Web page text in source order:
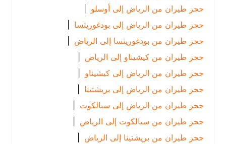
حجز طيران من الرياض إلى أوسلو
|
حجز طيران من الرياض إلى بودغوريتسا
|
حجز طيران من بودغوريتسا إلى الرياض
|
حجز طيران من كيشيناو إلى الرياض
|
حجز طيران من الرياض إلى كيشيناو |
حجز طيران من الرياض إلى بريشتينا |
حجز طيران من الرياض إلى سيالكوت |
حجز طيران من سيالكوت إلى الرياض
|
حجز طيران من بريشتينا إلى الرياض
|